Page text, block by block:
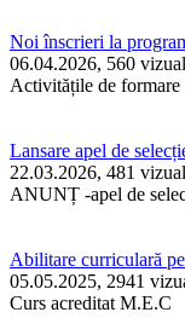
Noi înscrieri la
06.04.2026, 560
Activitățile de
Lansare apel de
22.03.2026, 481
ANUNȚ -apel de
Abilitare curriculară
05.05.2025, 2941
Curs acreditat M.E.C